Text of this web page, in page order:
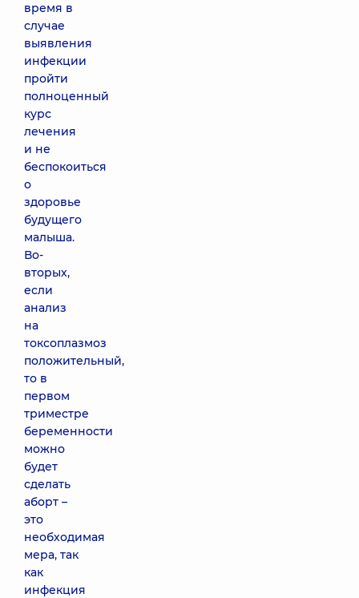
время в
случае
выявления
инфекции
пройти
полноценный
курс
лечения
и не
беспокоиться
о
здоровье
будущего
малыша.
Во-
вторых,
если
анализ
на
токсоплазмоз
положительный,
то в
первом
триместре
беременности
можно
будет
сделать
аборт –
это
необходимая
мера, так
как
инфекция